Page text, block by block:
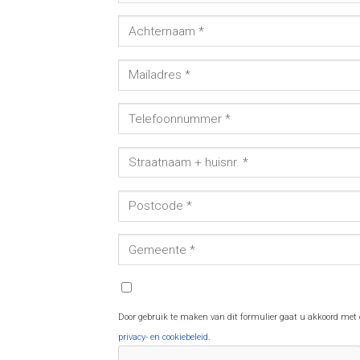
Door gebruik te maken van dit formulier gaat u akkoord met
privacy- en cookiebeleid.